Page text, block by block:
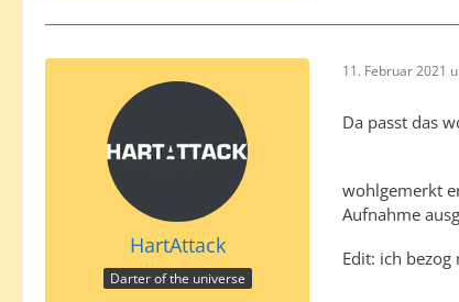
HartAttack
Darter of the universe
11. Februar 2021
Da passt das
wohlgemerkt
Aufnahme
Edit: ich